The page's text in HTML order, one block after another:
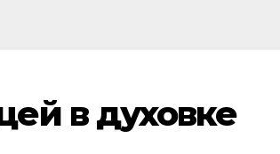
в духовке